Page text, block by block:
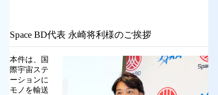
Space BD代表 永崎将利様のご挨拶
本件は、国
際宇宙ステ
ーションに
モノを輸送